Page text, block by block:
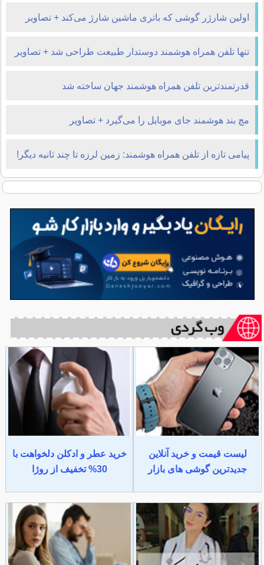
اولین شارژر گوشی که باتری ماشین شارژ می‌کند + تصاویر
تنها تلفن همراه هوشمند دوستدار طبیعت طراحی شد + تصاویر
قدرتمندترین تلفن همراه هوشمند جهان ساخته شد
مچ بند هوشمند جای موبایل را می‌گیرد + تصاویر
پیامی تازه از تلفن همراه هوشمند: زمین لرزه تا چند ثانیه دیگر!
لیست قیمت و خرید آنلاین
جدیدترین گوشی های بازار
خرید عطر و ادکلن دلخواهت با
30% تخفیف از روژا